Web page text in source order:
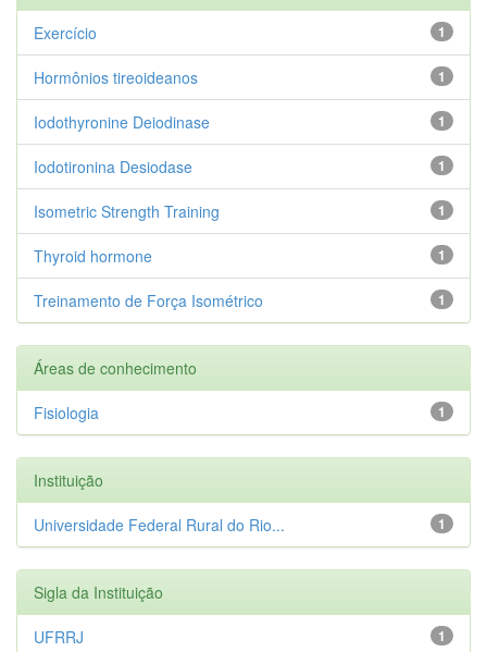
1
Exercício
1
Hormônios tireoideanos
1
Iodothyronine Deiodinase
1
Iodotironina Desiodase
1
Isometric Strength Training
1
Thyroid hormone
1
Treinamento de Força Isométrico
Áreas de conhecimento
1
Fisiologia
Instituição
1
Universidade Federal Rural do Rio...
Sigla da Instituição
1
UFRRJ